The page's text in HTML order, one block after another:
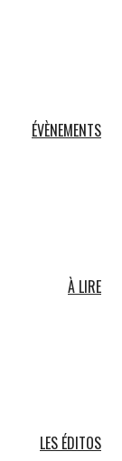
ÉVÈNEMENTS
À LIRE
LES ÉDITOS